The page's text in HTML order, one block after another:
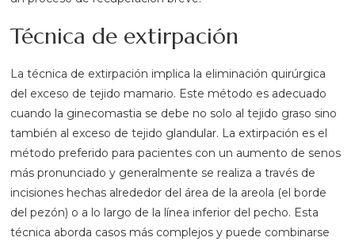
Técnica de extirpación
La técnica de extirpación implica la eliminación quirúrgica
del exceso de tejido mamario. Este método es adecuado
cuando la ginecomastia se debe no solo al tejido graso sino
también al exceso de tejido glandular. La extirpación es el
método preferido para pacientes con un aumento de senos
más pronunciado y generalmente se realiza a través de
incisiones hechas alrededor del área de la areola (el borde
del pezón) o a lo largo de la línea inferior del pecho. Esta
técnica aborda casos más complejos y puede combinarse